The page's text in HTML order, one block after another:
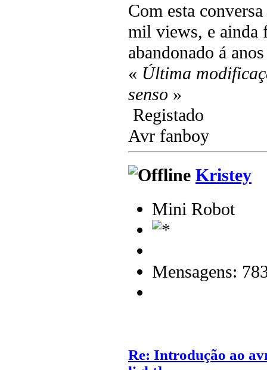
Com esta
mil views, e ainda
abandonado á
« Última
senso »
Registado
Avr fanboy
Kristey
Mini Robot
Mensagens:
Re: Introdução ao